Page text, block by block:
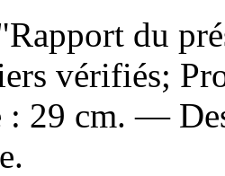
du
vérifiés;
: 29 cm. —